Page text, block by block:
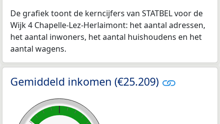
De grafiek toont de kerncijfers van STATBEL voor de
Wijk 4 Chapelle-Lez-Herlaimont: het aantal adressen,
het aantal inwoners, het aantal huishoudens en het
aantal wagens.
Gemiddeld inkomen (€25.209)